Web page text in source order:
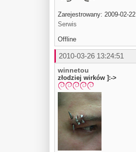
Zarejestrowany: 2009-02-22
Serwis
Offline
2010-03-26 13:24:51
winnetou
złodziej wirków ]:->